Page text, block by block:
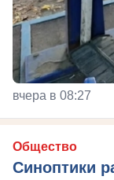
вчера в 08:27
Общество
Синоптики